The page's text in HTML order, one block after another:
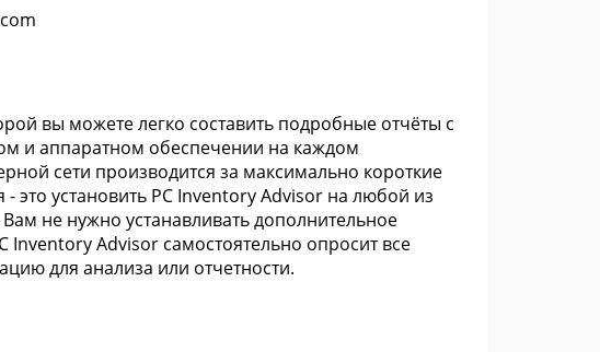
вы можете легко составить подробные отчёты с
и аппаратном обеспечении на каждом
сети производится за максимально короткие
это установить PC Inventory Advisor на любой из
не нужно устанавливать дополнительное
Advisor самостоятельно опросит все
для анализа или отчетности.